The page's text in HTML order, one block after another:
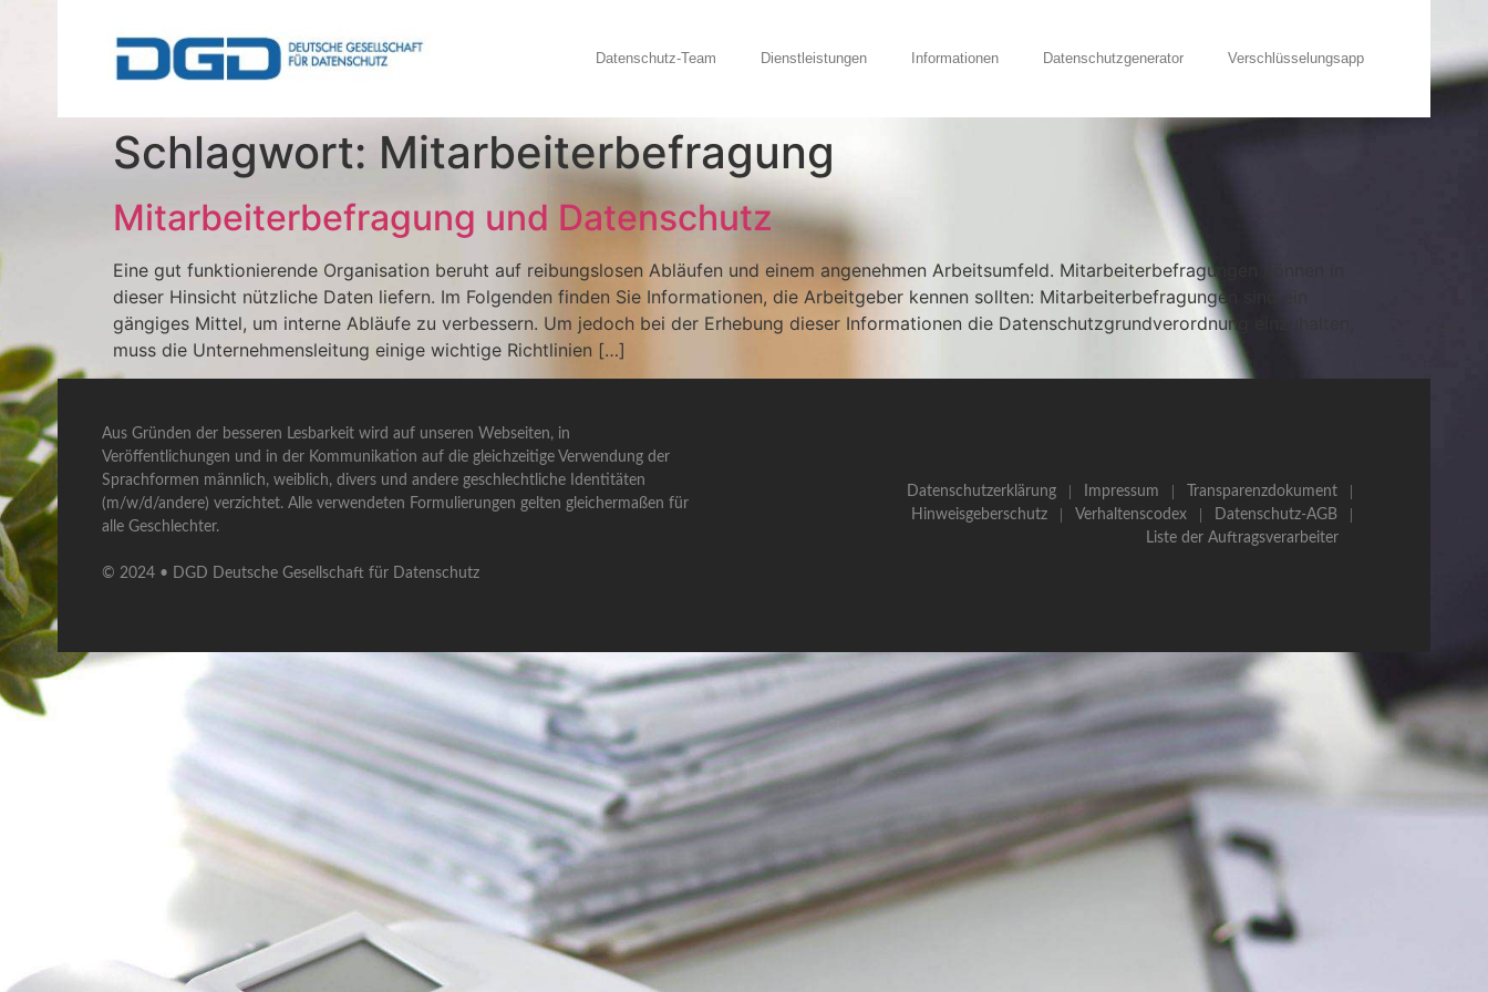
Datenschutz-Team Dienstleistungen Informationen Datenschutzgenerator Verschlüsselungsapp
Schlagwort: Mitarbeiterbefragung
Mitarbeiterbefragung und Datenschutz
Eine gut funktionierende Organisation beruht auf reibungslosen Abläufen und einem angenehmen Arbeitsumfeld. Mitarbeiterbefragungen können in
dieser Hinsicht nützliche Daten liefern. Im Folgenden finden Sie Informationen, die Arbeitgeber kennen sollten: Mitarbeiterbefragungen sind ein
gängiges Mittel, um interne Abläufe zu verbessern. Um jedoch bei der Erhebung dieser Informationen die Datenschutzgrundverordnung einzuhalten,
muss die Unternehmensleitung einige wichtige Richtlinien […]
Aus Gründen der besseren Lesbarkeit wird auf unseren Webseiten, in
Veröffentlichungen und in der Kommunikation auf die gleichzeitige Verwendung der
Sprachformen männlich, weiblich, divers und andere geschlechtliche Identitäten
(m/w/d/andere) verzichtet. Alle verwendeten Formulierungen gelten gleichermaßen für
alle Geschlechter.
© 2024 • DGD Deutsche Gesellschaft für Datenschutz
Datenschutzerklärung Impressum
Transparenzdokument
Hinweisgeberschutz
Verhaltenscodex
Datenschutz-AGB
Liste der Auftragsverarbeiter